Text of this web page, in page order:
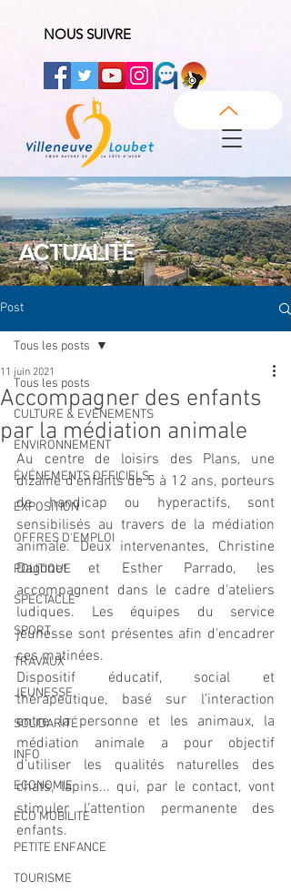
NOUS SUIVRE
ACTUALITÉ
Post
Tous les posts
CULTURE & EVENEMENTS
ENVIRONNEMENT
ÉVÉNEMENTS OFFICIELS
EXPOSITION
OFFRES D'EMPLOI
POLITIQUE
SPECTACLE
SPORT
TRAVAUX
JEUNESSE
SOLIDARITÉ
INFO
ECONOMIE
ECO MOBILITE
PETITE ENFANCE
TOURISME
Tous les posts
Accompagner des enfants
par la médiation animale
11 juin 2021
Au centre de loisirs des Plans, une
dizaine d'enfants de 5 à 12 ans, porteurs
de handicap ou hyperactifs, sont
sensibilisés au travers de la médiation
animale. Deux intervenantes, Christine
Dagonet et Esther Parrado, les
accompagnent dans le cadre d'ateliers
ludiques. Les équipes du service
jeunesse sont présentes afin d'encadrer
ces matinées.
Dispositif éducatif, social et
thérapeutique, basé sur l’interaction
entre la personne et les animaux, la
médiation animale a pour objectif
d’utiliser les qualités naturelles des
chats, lapins... qui, par le contact, vont
stimuler l’attention permanente des
enfants.